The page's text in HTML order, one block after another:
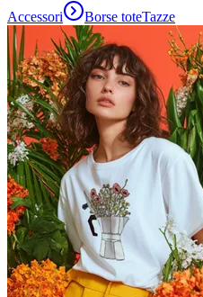
Accessori Borse toteTazze